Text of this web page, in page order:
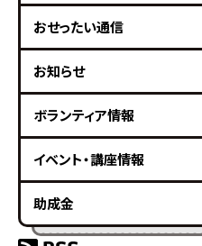
おせったい通信
お知らせ
ボランティア情報
イベント・講座情報
助成金